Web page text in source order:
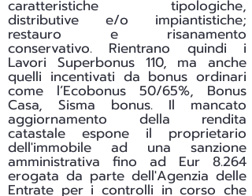
caratteristiche tipologiche,
distributive e/o impiantistiche;
restauro e risanamento
conservativo. Rientrano quindi i
Lavori Superbonus 110, ma anche
quelli incentivati da bonus ordinari
come l’Ecobonus 50/65%, Bonus
Casa, Sisma bonus. Il mancato
aggiornamento della rendita
catastale espone il proprietario
dell'immobile ad una sanzione
amministrativa fino ad Eur 8.264
erogata da parte dell'Agenzia delle
Entrate per i controlli in corso che